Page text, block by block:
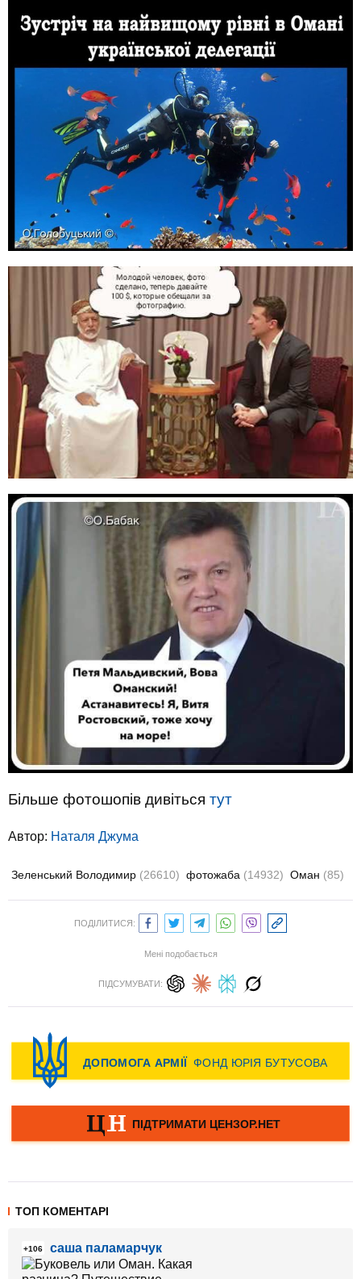
Більше фотошопів дивіться тут
Автор: Наталя Джума
Зеленський Володимир (26610) фотожаба (14932) Оман (85)
ПОДІЛИТИСЯ:
Мені подобається
ПІДСУМУВАТИ:
ТОП КОМЕНТАРІ
+106 саша паламарчук